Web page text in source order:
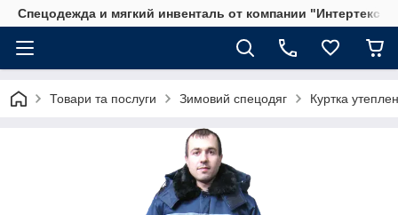
Спецодежда и мягкий инвенталь от компании "Интертекс"
Товари та послуги Зимовий спецодяг Куртка